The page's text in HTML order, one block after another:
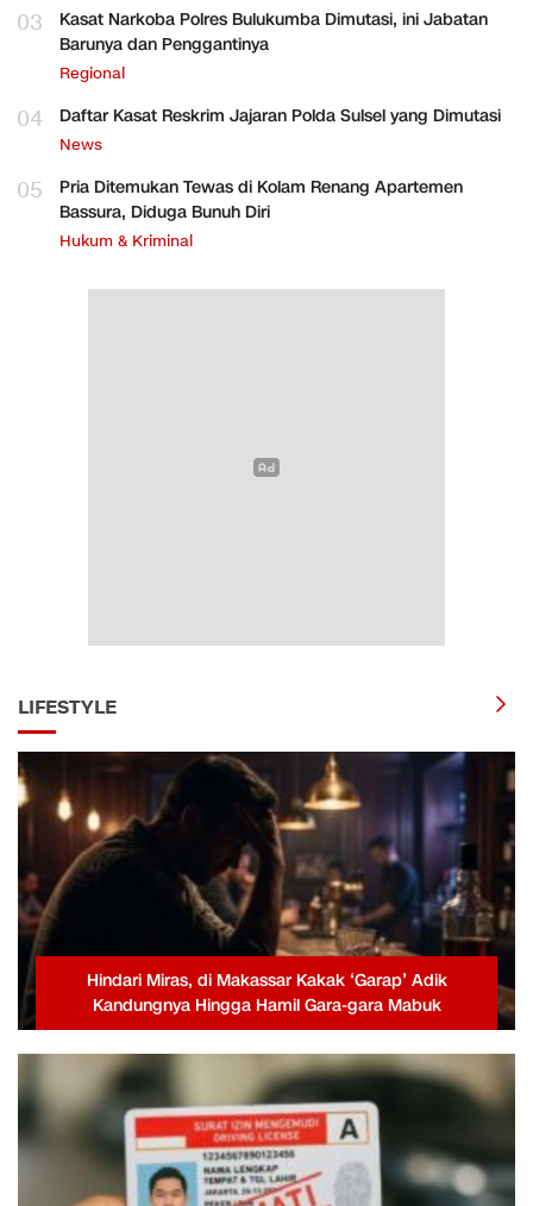
03
Kasat Narkoba Polres Bulukumba Dimutasi, ini Jabatan
Barunya dan Penggantinya
Regional
04 Daftar Kasat Reskrim Jajaran Polda Sulsel yang Dimutasi
News
05
Pria Ditemukan Tewas di Kolam Renang Apartemen
Bassura, Diduga Bunuh Diri
Hukum & Kriminal
LIFESTYLE
Hindari Miras, di Makassar Kakak ‘Garap’ Adik
Kandungnya Hingga Hamil Gara-gara Mabuk